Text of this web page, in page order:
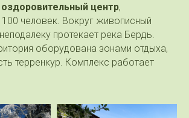
центр,
человек. Вокруг живописный
протекает река Бердь.
оборудована зонами отдыха,
терренкур. Комплекс работает